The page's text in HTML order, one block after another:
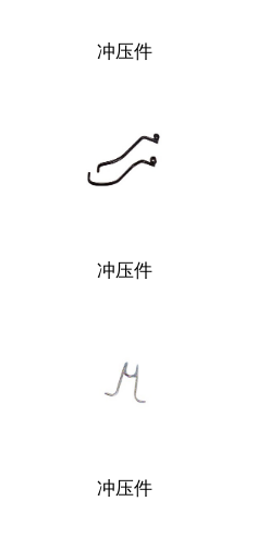
冲压件
冲压件
冲压件